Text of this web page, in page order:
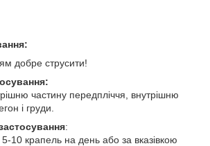
добре струсити!
частину передпліччя, внутрішню
і груди.
:
10 крапель на день або за вказівкою